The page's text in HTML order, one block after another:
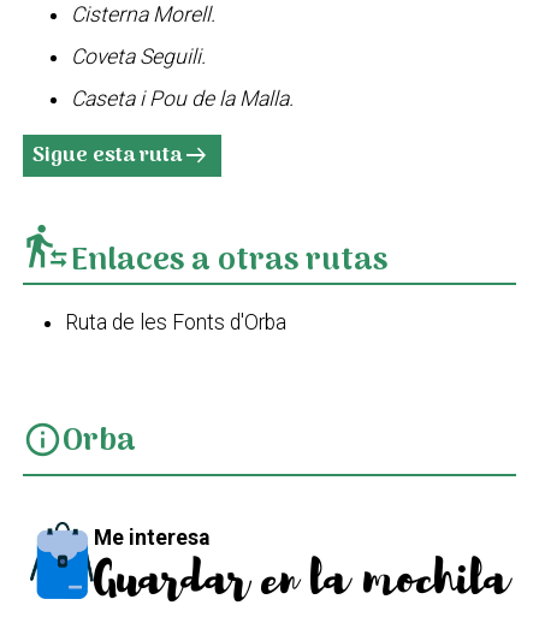
Cisterna Morell.
Coveta Seguili.
Caseta i Pou de la Malla.
Sigue esta rutaarrow_right_alt
transfer_within_a_stationEnlaces a otras rutas
Ruta de les Fonts d'Orba
infoOrba
Me interesa
Guardar en la mochila